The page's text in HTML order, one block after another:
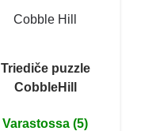
Cobble Hill
Triediče puzzle
CobbleHill
Varastossa (5)